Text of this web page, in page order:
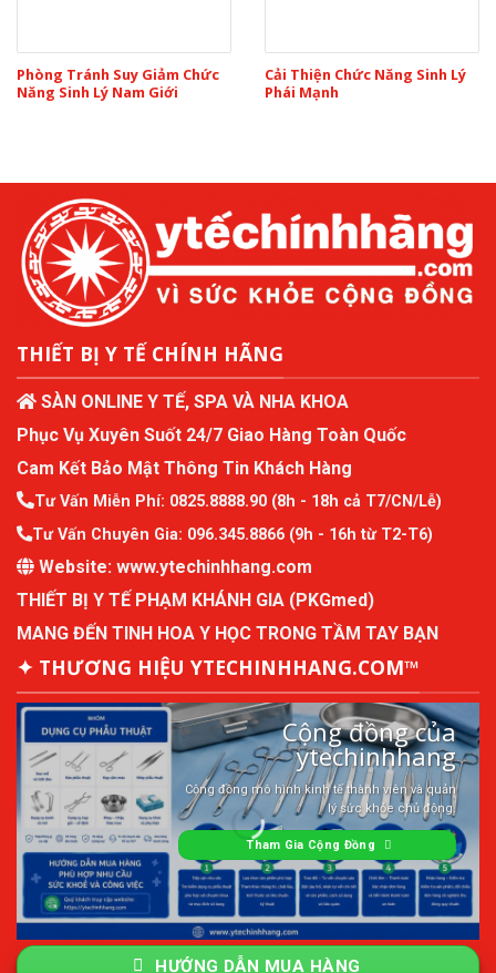
Phòng Tránh Suy Giảm Chức
Năng Sinh Lý Nam Giới
Cải Thiện Chức Năng Sinh Lý
Phái Mạnh
THIẾT BỊ Y TẾ CHÍNH HÃNG
SÀN ONLINE Y TẾ, SPA VÀ NHA KHOA
Phục Vụ Xuyên Suốt 24/7 Giao Hàng Toàn Quốc
Cam Kết Bảo Mật Thông Tin Khách Hàng
Tư Vấn Miễn Phí: 0825.8888.90 (8h - 18h cả T7/CN/Lễ)
Tư Vấn Chuyên Gia: 096.345.8866 (9h - 16h từ T2-T6)
Website: www.ytechinhhang.com
THIẾT BỊ Y TẾ PHẠM KHÁNH GIA (PKGmed)
MANG ĐẾN TINH HOA Y HỌC TRONG TẦM TAY BẠN
✦ THƯƠNG HIỆU YTECHINHHANG.COM™
Cộng đồng của
ytechinhhang
Cộng đồng mô hình kinh tế thành viên và quản
lý sức khỏe chủ động.
Tham Gia Cộng Đồng
HƯỚNG DẪN MUA HÀNG